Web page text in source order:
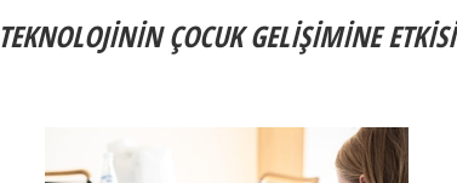
TEKNOLOJİNİN ÇOCUK GELİŞİMİNE ETKİSİ